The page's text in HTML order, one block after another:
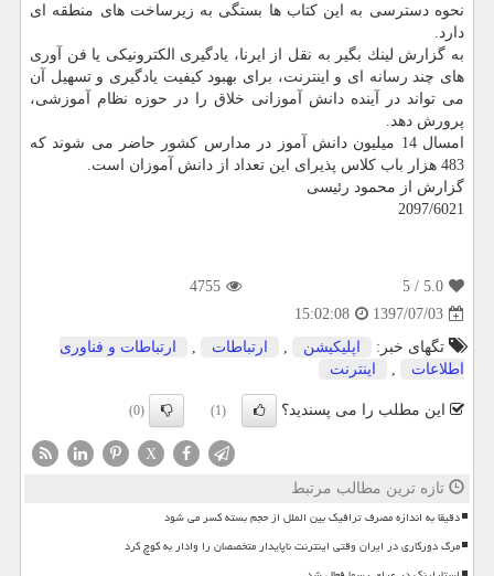
نحوه دسترسی به این كتاب ها بستگی به زیرساخت های منطقه ای
دارد.
به گزارش لینك بگیر به نقل از ایرنا، یادگیری الكترونیكی یا فن آوری
های چند رسانه ای و اینترنت، برای بهبود كیفیت یادگیری و تسهیل آن
می تواند در آینده دانش آموزانی خلاق را در حوزه نظام آموزشی،
پرورش دهد.
امسال 14 میلیون دانش آموز در مدارس كشور حاضر می شوند كه
483 هزار باب كلاس پذیرای این تعداد از دانش آموزان است.
گزارش از محمود رئیسی
2097/6021
5.0
/ 5
4755
1397/07/03
15:02:08
تگهای خبر:
اپلیكیشن , ارتباطات ,
ارتباطات و فناوری
اطلاعات
, اینترنت
این مطلب را می پسندید؟ (1)
(0)
X
تازه ترین مطالب مرتبط
دقیقا به اندازه مصرف ترافیک بین الملل از حجم بسته کسر می شود
مرگ دورکاری در ایران وقتی اینترنت ناپایدار متخصصان را وادار به کوچ کرد